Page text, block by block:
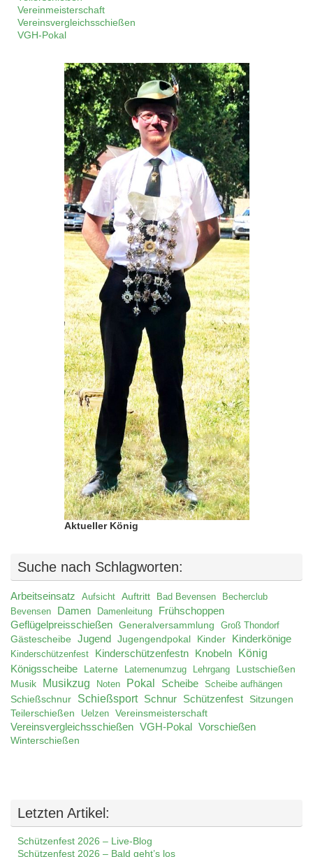
Vereinmeisterschaft
Vereinsvergleichsschießen
VGH-Pokal
Aktueller König
Suche nach Schlagworten:
Arbeitseinsatz Aufsicht Auftritt Bad Bevensen
Becherclub
Bevensen
Damen Damenleitung Frühschoppen
Geflügelpreisschießen Generalversammlung
Groß Thondorf
Gästescheibe
Jugend Jugengendpokal Kinder Kinderkönige
Kinderschützenfest Kinderschützenfestn Knobeln
König
Königsscheibe
Laterne Laternenumzug Lehrgang
Lustschießen
Musik
Musikzug Noten Pokal Scheibe Scheibe aufhängen
Schießschnur
Schießsport Schnur Schützenfest Sitzungen
Teilerschießen Uelzen Vereinsmeisterschaft
Vereinsvergleichsschießen VGH-Pokal
Vorschießen
Winterschießen
Letzten Artikel:
Schützenfest 2026 – Live-Blog
Schützenfest 2026 – Bald geht’s los